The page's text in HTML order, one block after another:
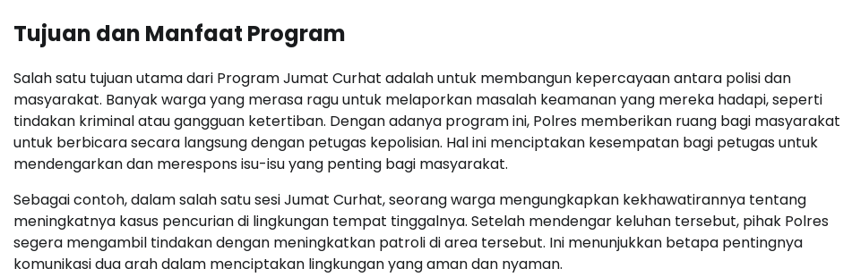
Tujuan dan Manfaat Program
Salah satu tujuan utama dari Program Jumat Curhat adalah untuk membangun kepercayaan antara polisi dan
masyarakat. Banyak warga yang merasa ragu untuk melaporkan masalah keamanan yang mereka hadapi, seperti
tindakan kriminal atau gangguan ketertiban. Dengan adanya program ini, Polres memberikan ruang bagi masyarakat
untuk berbicara secara langsung dengan petugas kepolisian. Hal ini menciptakan kesempatan bagi petugas untuk
mendengarkan dan merespons isu-isu yang penting bagi masyarakat.
Sebagai contoh, dalam salah satu sesi Jumat Curhat, seorang warga mengungkapkan kekhawatirannya tentang
meningkatnya kasus pencurian di lingkungan tempat tinggalnya. Setelah mendengar keluhan tersebut, pihak Polres
segera mengambil tindakan dengan meningkatkan patroli di area tersebut. Ini menunjukkan betapa pentingnya
komunikasi dua arah dalam menciptakan lingkungan yang aman dan nyaman.